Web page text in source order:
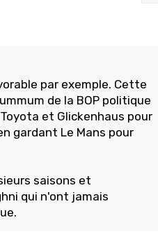
par exemple. Cette
de la BOP politique
et Glickenhaus pour
gardant Le Mans pour
saisons et
qui n'ont jamais